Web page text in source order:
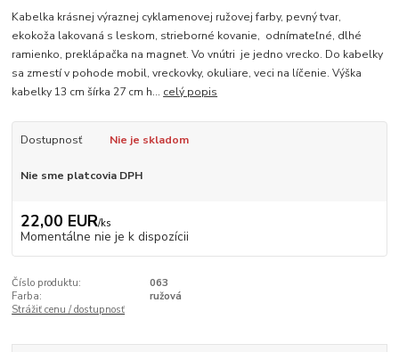
Kabelka krásnej výraznej cyklamenovej ružovej farby, pevný tvar,
ekokoža lakovaná s leskom, strieborné kovanie, odnímateľné, dlhé
ramienko, preklápačka na magnet. Vo vnútri je jedno vrecko. Do kabelky
sa zmestí v pohode mobil, vreckovky, okuliare, veci na líčenie. Výška
kabelky 13 cm šírka 27 cm h... celý popis
Dostupnosť Nie je skladom
Nie sme platcovia DPH
22,00 EUR/ks
Momentálne nie je k dispozícii
Číslo produktu:
063
Farba:
ružová
Strážiť cenu / dostupnosť